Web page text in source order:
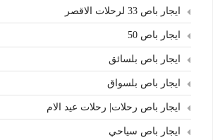
ايجار باص 33 لرحلات الاقصر
ايجار باص 50
ايجار باص بلسائق
ايجار باص بلسواق
ايجار باص رحلات| رحلات عيد الام
ايجار باص سياحي